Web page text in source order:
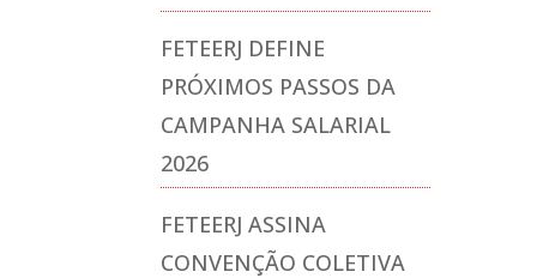
FETEERJ DEFINE
PRÓXIMOS PASSOS DA
CAMPANHA SALARIAL
2026
FETEERJ ASSINA
CONVENÇÃO COLETIVA